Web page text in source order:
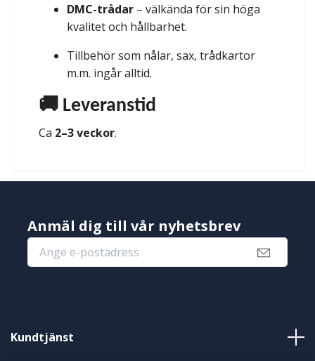
DMC-trådar – välkända för sin höga
kvalitet och hållbarhet.
Tillbehör som nålar, sax, trådkartor
m.m. ingår alltid.
🚚 Leveranstid
Ca 2–3 veckor.
Anmäl dig till vår nyhetsbrev
Kundtjänst